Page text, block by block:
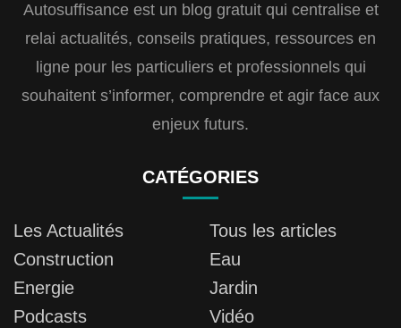
Autosuffisance est un blog gratuit qui centralise et
relai actualités, conseils pratiques, ressources en
ligne pour les particuliers et professionnels qui
souhaitent s’informer, comprendre et agir face aux
enjeux futurs.
CATÉGORIES
Les Actualités
Tous les articles
Construction
Eau
Energie
Jardin
Podcasts
Vidéo